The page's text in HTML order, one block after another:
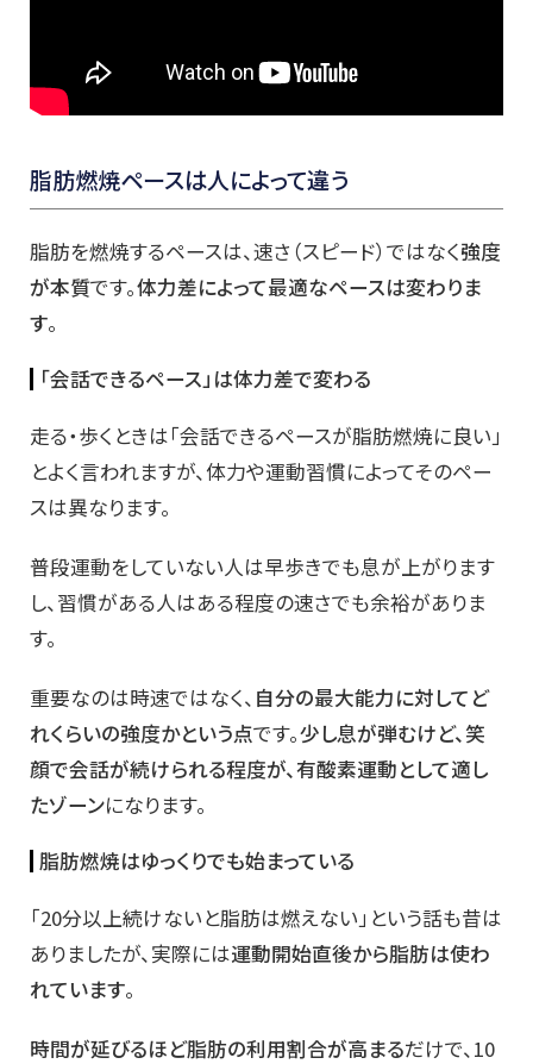
脂肪燃焼ペースは人によって違う
脂肪を燃焼するペースは、速さ（スピード）ではなく強度
が本質です。体力差によって最適なペースは変わりま
す。
「会話できるペース」は体力差で変わる
走る・歩くときは「会話できるペースが脂肪燃焼に良い」
とよく言われますが、体力や運動習慣によってそのペー
スは異なります。
普段運動をしていない人は早歩きでも息が上がります
し、習慣がある人はある程度の速さでも余裕がありま
す。
重要なのは時速ではなく、 自分の最大能力に対してど
れくらいの強度かという点です。少し息が弾むけど、笑
顔で会話が続けられる程度が、有酸素運動として適し
たゾーンになります。
脂肪燃焼はゆっくりでも始まっている
「20分以上続けないと脂肪は燃えない」という話も昔は
ありましたが、実際には運動開始直後から脂肪は使わ
れています。
時間が延びるほど脂肪の利用割合が高まるだけで、10